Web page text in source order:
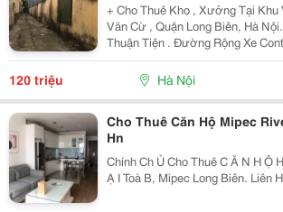
+ Cho Thuê Kho , Xưởng Tại
Văn Cừ , Quận Long Biên, Hà
Thuận Tiện . Đường Rộng Xe Cont Đỗ
Tích Kho , Xưởng 1200M . Kết
Tường Xây, Điện 3Fa, Nước
120 triệu Hà Nội
Cho Thuê Căn Hộ Mipec
Hn
Chính Ch Ủ Cho Thuê C Ă N H Ộ
Ạ I Toà B, Mipec Long Biên. Liên